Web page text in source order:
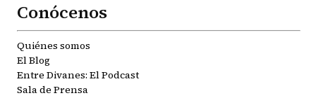
Conócenos
Quiénes somos
El Blog
Entre Divanes: El Podcast
Sala de Prensa